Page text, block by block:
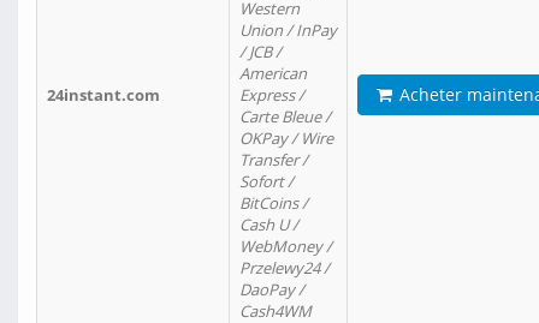
24instant.com
Western
Union / InPay
/ JCB /
American
Express /
Carte Bleue /
OKPay / Wire
Transfer /
Sofort /
BitCoins /
Cash U /
WebMoney /
Przelewy24 /
DaoPay /
Cash4WM
Acheter